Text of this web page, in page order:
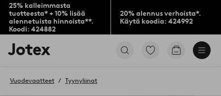
25% kalleimmasta
tuotteesta* + 10% lisää
alennetuista hinnoista**.
Koodi: 424882
20% alennus verhoista*.
Käytä koodia: 424992
Jotex-
logo
aloitussivulle
Siirry
Siirry
Vuodevaatteet Tyynyliinat